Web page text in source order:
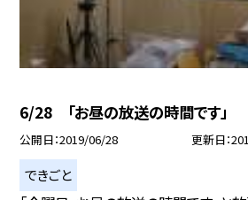
6/28 「お昼の放送の時間です」
公開日 2019/06/28 更新日
できごと